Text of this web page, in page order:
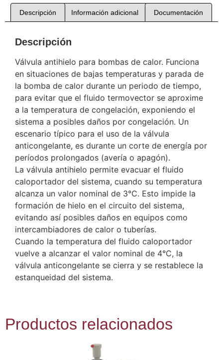
Descripción Información adicional Documentación
Descripción
Válvula antihielo para bombas de calor. Funciona
en situaciones de bajas temperaturas y parada de
la bomba de calor durante un periodo de tiempo,
para evitar que el fluido termovector se aproxime
a la temperatura de congelación, exponiendo el
sistema a posibles daños por congelación. Un
escenario típico para el uso de la válvula
anticongelante, es durante un corte de energía por
períodos prolongados (avería o apagón).
La válvula antihielo permite evacuar el fluido
caloportador del sistema, cuando su temperatura
alcanza un valor nominal de 3°C. Esto impide la
formación de hielo en el circuito del sistema,
evitando así posibles daños en equipos como
intercambiadores de calor o tuberías.
Cuando la temperatura del fluido caloportador
vuelve a alcanzar el valor nominal de 4°C, la
válvula anticongelante se cierra y se restablece la
estanqueidad del sistema.
Productos relacionados